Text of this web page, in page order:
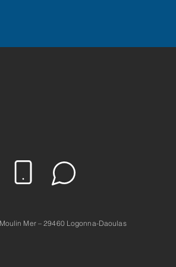
Mer – 29460 Logonna-Daoulas